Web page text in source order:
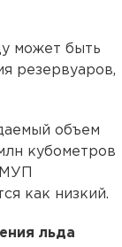
может быть
резервуаров,
объем
кубометров
как низкий.
льда